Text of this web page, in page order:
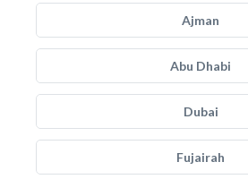
Ajman
Abu Dhabi
Dubai
Fujairah